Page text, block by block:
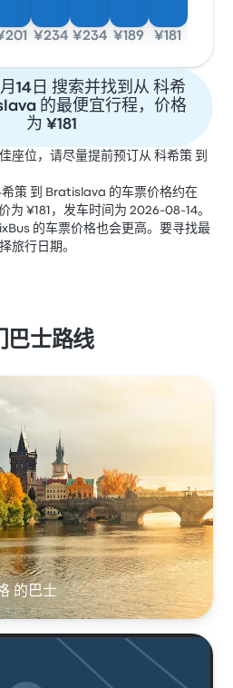
¥234 ¥234 ¥189 ¥181
14日 搜索并找到从 科希
的最便宜行程，价格
为 ¥181
座位，请尽量提前预订从 科希策 到
策 到 Bratislava 的车票价格约在
为 ¥181，发车时间为 2026-08-14。
的车票价格也会更高。要寻找最
旅行日期。
巴士路线
的巴士